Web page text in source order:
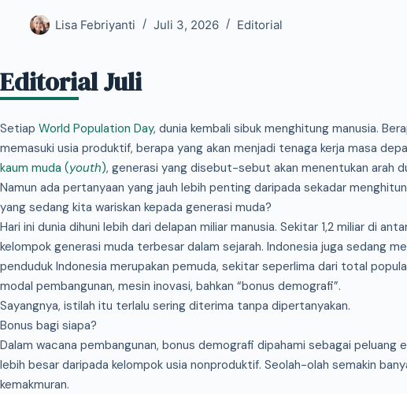
Lisa Febriyanti Juli 3, 2026 Editorial
Editorial Juli
Setiap World Population Day, dunia kembali sibuk menghitung manusia.
memasuki usia produktif, berapa yang akan menjadi tenaga kerja masa
kaum muda (youth), generasi yang disebut-sebut akan menentukan arah
Namun ada pertanyaan yang jauh lebih penting daripada sekadar
yang sedang kita wariskan kepada generasi muda?
Hari ini dunia dihuni lebih dari delapan miliar manusia. Sekitar 1,2 miliar di
kelompok generasi muda terbesar dalam sejarah. Indonesia juga sedang
penduduk Indonesia merupakan pemuda, sekitar seperlima dari total
modal pembangunan, mesin inovasi, bahkan “bonus demografi”.
Sayangnya, istilah itu terlalu sering diterima tanpa dipertanyakan.
Bonus bagi siapa?
Dalam wacana pembangunan, bonus demografi dipahami sebagai peluang
lebih besar daripada kelompok usia nonproduktif. Seolah-olah semakin
kemakmuran.